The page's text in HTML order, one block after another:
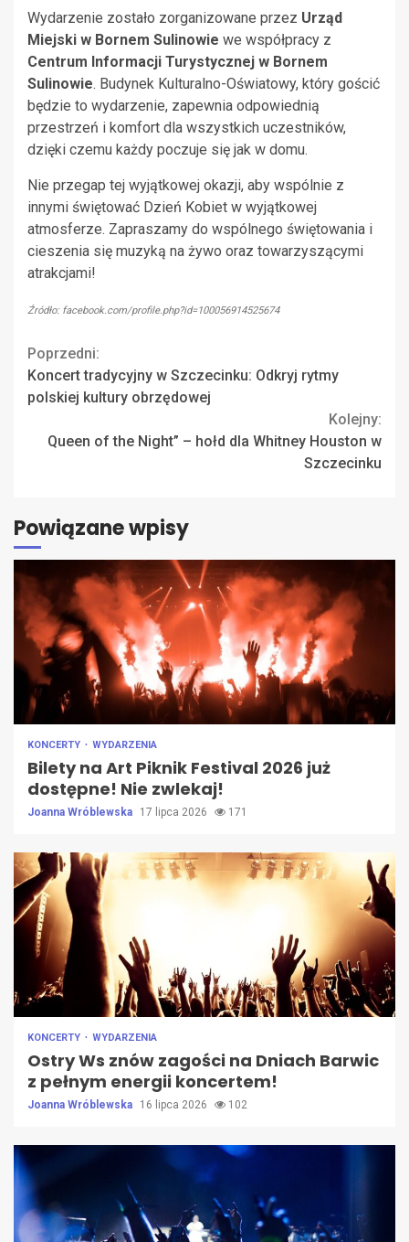
Wydarzenie zostało zorganizowane przez Urząd
Miejski w Bornem Sulinowie we współpracy z
Centrum Informacji Turystycznej w Bornem
Sulinowie. Budynek Kulturalno-Oświatowy, który gościć
będzie to wydarzenie, zapewnia odpowiednią
przestrzeń i komfort dla wszystkich uczestników,
dzięki czemu każdy poczuje się jak w domu.
Nie przegap tej wyjątkowej okazji, aby wspólnie z
innymi świętować Dzień Kobiet w wyjątkowej
atmosferze. Zapraszamy do wspólnego świętowania i
cieszenia się muzyką na żywo oraz towarzyszącymi
atrakcjami!
Źródło: facebook.com/profile.php?id=100056914525674
Continue
Reading
Poprzedni:
Koncert tradycyjny w Szczecinku: Odkryj rytmy
polskiej kultury obrzędowej
Kolejny:
Queen of the Night” – hołd dla Whitney Houston w
Szczecinku
Powiązane wpisy
KONCERTY WYDARZENIA
Bilety na Art Piknik Festival 2026 już
dostępne! Nie zwlekaj!
Joanna Wróblewska 17 lipca 2026 171
KONCERTY WYDARZENIA
Ostry Ws znów zagości na Dniach Barwic
z pełnym energii koncertem!
Joanna Wróblewska 16 lipca 2026 102